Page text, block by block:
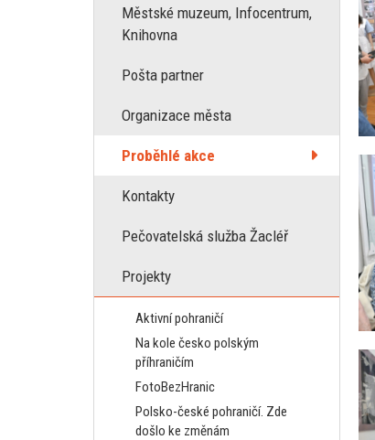
Městské muzeum, Infocentrum,
Knihovna
Pošta partner
Organizace města
Proběhlé akce
Kontakty
Pečovatelská služba Žacléř
Projekty
Aktivní pohraničí
Na kole česko polským
příhraničím
FotoBezHranic
Polsko-české pohraničí. Zde
došlo ke změnám